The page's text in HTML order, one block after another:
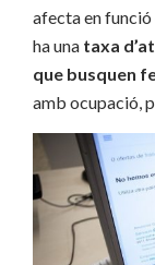
afecta en funció
ha una taxa
que busquen
amb ocupació,